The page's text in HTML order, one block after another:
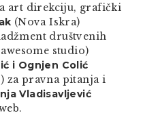
art direkciju, grafički
(Nova Iskra)
društvenih
studio)
i Ognjen Colić
za pravna pitanja i
Vladisavljević